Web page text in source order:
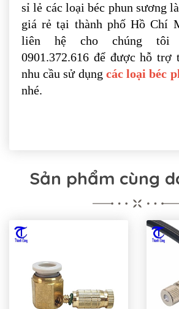
sỉ lẻ các loại béc phun sương
giá rẻ tại thành phố Hồ Chí
liên hệ cho chúng tôi
0901.372.616 để được hỗ
nhu cầu sử dụng các loại béc
nhé.
Sản phẩm cùng